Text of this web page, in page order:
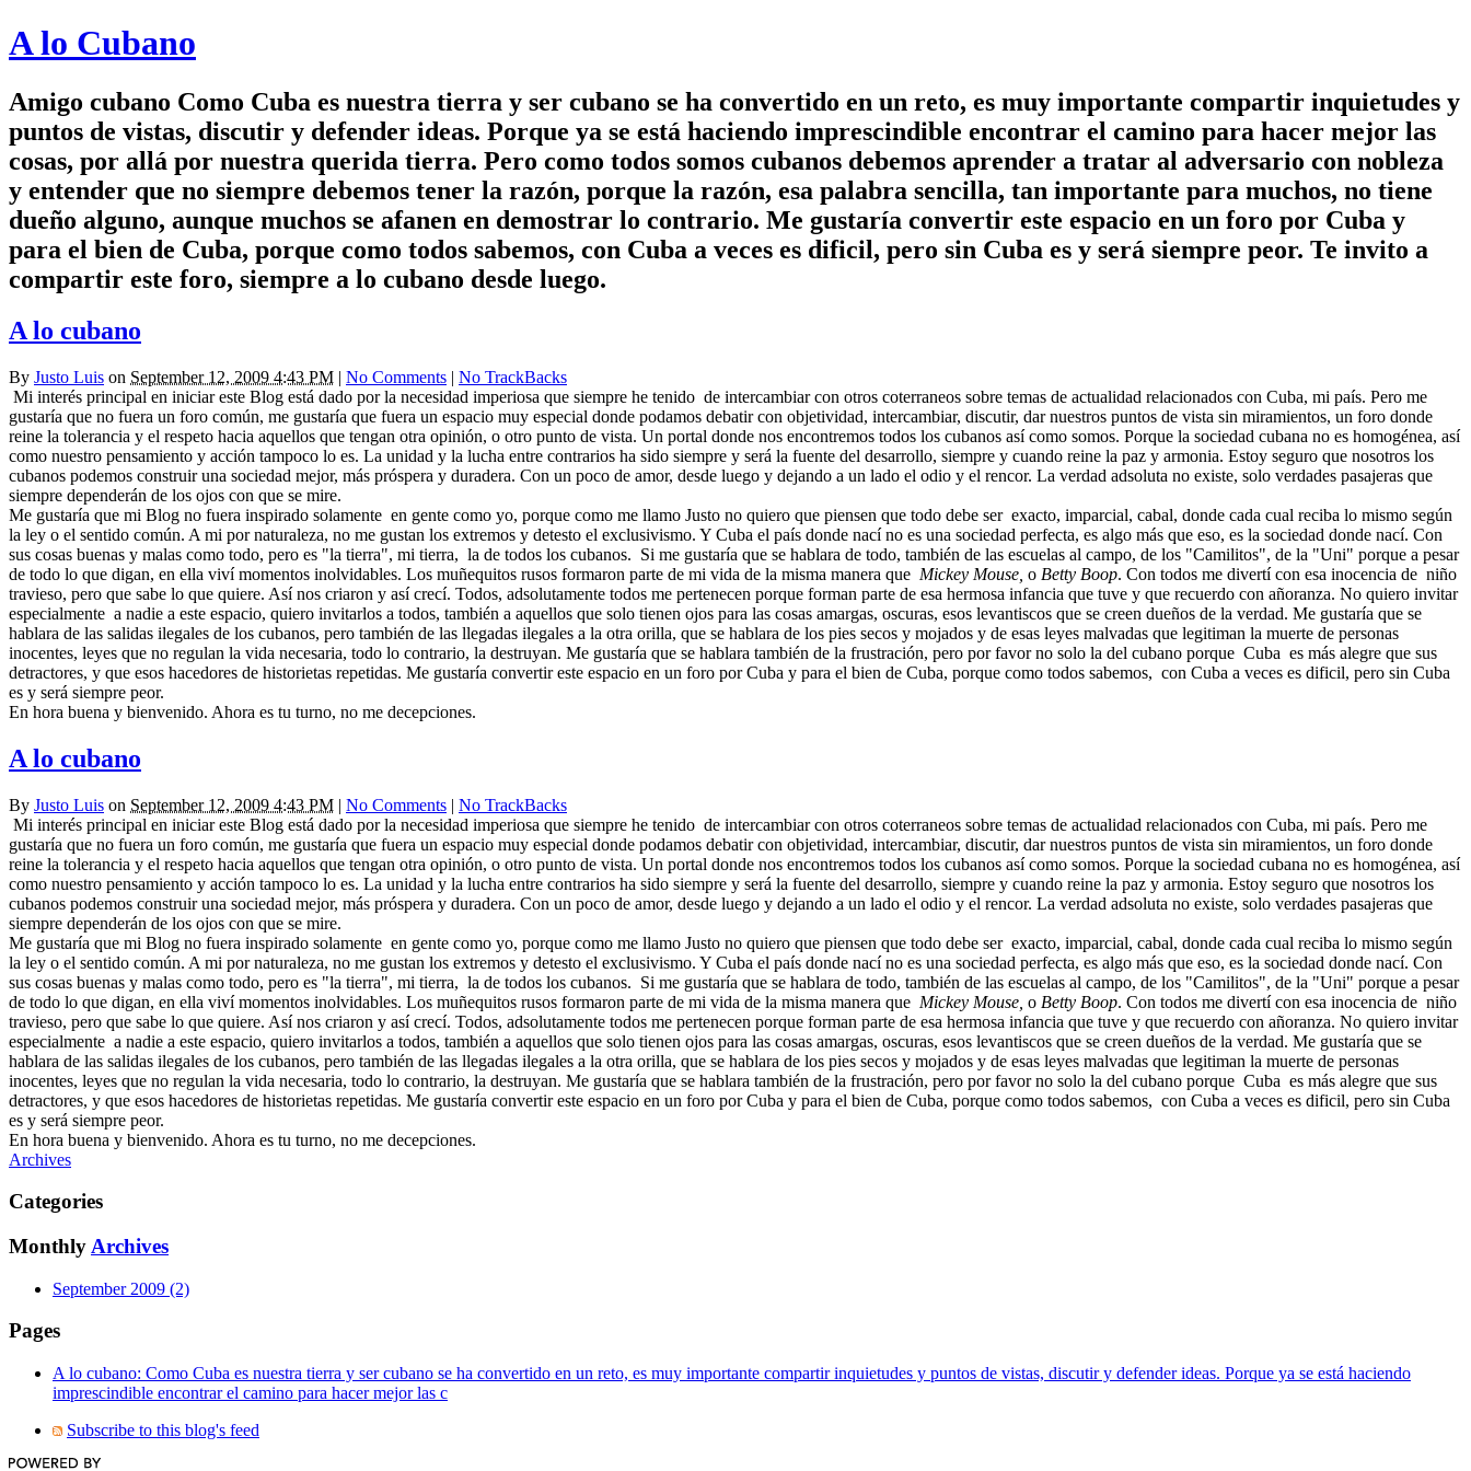
A lo Cubano
Amigo cubano Como Cuba es nuestra tierra y ser cubano se ha convertido en un reto, es muy importante compartir inquietudes y
puntos de vistas, discutir y defender ideas. Porque ya se está haciendo imprescindible encontrar el camino para hacer mejor las
cosas, por allá por nuestra querida tierra. Pero como todos somos cubanos debemos aprender a tratar al adversario con nobleza
y entender que no siempre debemos tener la razón, porque la razón, esa palabra sencilla, tan importante para muchos, no tiene
dueño alguno, aunque muchos se afanen en demostrar lo contrario. Me gustaría convertir este espacio en un foro por Cuba y
para el bien de Cuba, porque como todos sabemos, con Cuba a veces es dificil, pero sin Cuba es y será siempre peor. Te invito a
compartir este foro, siempre a lo cubano desde luego.
A lo cubano
By Justo Luis on September 12, 2009 4:43 PM | No Comments | No TrackBacks
Mi interés principal en iniciar este Blog está dado por la necesidad imperiosa que siempre he tenido de intercambiar con otros coterraneos sobre temas de actualidad relacionados con Cuba, mi país. Pero me
gustaría que no fuera un foro común, me gustaría que fuera un espacio muy especial donde podamos debatir con objetividad, intercambiar, discutir, dar nuestros puntos de vista sin miramientos, un foro donde
reine la tolerancia y el respeto hacia aquellos que tengan otra opinión, o otro punto de vista. Un portal donde nos encontremos todos los cubanos así como somos. Porque la sociedad cubana no es homogénea, así
como nuestro pensamiento y acción tampoco lo es. La unidad y la lucha entre contrarios ha sido siempre y será la fuente del desarrollo, siempre y cuando reine la paz y armonia. Estoy seguro que nosotros los
cubanos podemos construir una sociedad mejor, más próspera y duradera. Con un poco de amor, desde luego y dejando a un lado el odio y el rencor. La verdad adsoluta no existe, solo verdades pasajeras que
siempre dependerán de los ojos con que se mire.
Me gustaría que mi Blog no fuera inspirado solamente en gente como yo, porque como me llamo Justo no quiero que piensen que todo debe ser exacto, imparcial, cabal, donde cada cual reciba lo mismo según
la ley o el sentido común. A mi por naturaleza, no me gustan los extremos y detesto el exclusivismo. Y Cuba el país donde nací no es una sociedad perfecta, es algo más que eso, es la sociedad donde nací. Con
sus cosas buenas y malas como todo, pero es "la tierra", mi tierra, la de todos los cubanos. Si me gustaría que se hablara de todo, también de las escuelas al campo, de los "Camilitos", de la "Uni" porque a pesar
de todo lo que digan, en ella viví momentos inolvidables. Los muñequitos rusos formaron parte de mi vida de la misma manera que Mickey Mouse, o Betty Boop. Con todos me divertí con esa inocencia de niño
travieso, pero que sabe lo que quiere. Así nos criaron y así crecí. Todos, adsolutamente todos me pertenecen porque forman parte de esa hermosa infancia que tuve y que recuerdo con añoranza. No quiero invitar
especialmente a nadie a este espacio, quiero invitarlos a todos, también a aquellos que solo tienen ojos para las cosas amargas, oscuras, esos levantiscos que se creen dueños de la verdad. Me gustaría que se
hablara de las salidas ilegales de los cubanos, pero también de las llegadas ilegales a la otra orilla, que se hablara de los pies secos y mojados y de esas leyes malvadas que legitiman la muerte de personas
inocentes, leyes que no regulan la vida necesaria, todo lo contrario, la destruyan. Me gustaría que se hablara también de la frustración, pero por favor no solo la del cubano porque Cuba es más alegre que sus
detractores, y que esos hacedores de historietas repetidas. Me gustaría convertir este espacio en un foro por Cuba y para el bien de Cuba, porque como todos sabemos, con Cuba a veces es dificil, pero sin Cuba
es y será siempre peor.
En hora buena y bienvenido. Ahora es tu turno, no me decepciones.
A lo cubano
By Justo Luis on September 12, 2009 4:43 PM | No Comments | No TrackBacks
Mi interés principal en iniciar este Blog está dado por la necesidad imperiosa que siempre he tenido de intercambiar con otros coterraneos sobre temas de actualidad relacionados con Cuba, mi país. Pero me
gustaría que no fuera un foro común, me gustaría que fuera un espacio muy especial donde podamos debatir con objetividad, intercambiar, discutir, dar nuestros puntos de vista sin miramientos, un foro donde
reine la tolerancia y el respeto hacia aquellos que tengan otra opinión, o otro punto de vista. Un portal donde nos encontremos todos los cubanos así como somos. Porque la sociedad cubana no es homogénea, así
como nuestro pensamiento y acción tampoco lo es. La unidad y la lucha entre contrarios ha sido siempre y será la fuente del desarrollo, siempre y cuando reine la paz y armonia. Estoy seguro que nosotros los
cubanos podemos construir una sociedad mejor, más próspera y duradera. Con un poco de amor, desde luego y dejando a un lado el odio y el rencor. La verdad adsoluta no existe, solo verdades pasajeras que
siempre dependerán de los ojos con que se mire.
Me gustaría que mi Blog no fuera inspirado solamente en gente como yo, porque como me llamo Justo no quiero que piensen que todo debe ser exacto, imparcial, cabal, donde cada cual reciba lo mismo según
la ley o el sentido común. A mi por naturaleza, no me gustan los extremos y detesto el exclusivismo. Y Cuba el país donde nací no es una sociedad perfecta, es algo más que eso, es la sociedad donde nací. Con
sus cosas buenas y malas como todo, pero es "la tierra", mi tierra, la de todos los cubanos. Si me gustaría que se hablara de todo, también de las escuelas al campo, de los "Camilitos", de la "Uni" porque a pesar
de todo lo que digan, en ella viví momentos inolvidables. Los muñequitos rusos formaron parte de mi vida de la misma manera que Mickey Mouse, o Betty Boop. Con todos me divertí con esa inocencia de niño
travieso, pero que sabe lo que quiere. Así nos criaron y así crecí. Todos, adsolutamente todos me pertenecen porque forman parte de esa hermosa infancia que tuve y que recuerdo con añoranza. No quiero invitar
especialmente a nadie a este espacio, quiero invitarlos a todos, también a aquellos que solo tienen ojos para las cosas amargas, oscuras, esos levantiscos que se creen dueños de la verdad. Me gustaría que se
hablara de las salidas ilegales de los cubanos, pero también de las llegadas ilegales a la otra orilla, que se hablara de los pies secos y mojados y de esas leyes malvadas que legitiman la muerte de personas
inocentes, leyes que no regulan la vida necesaria, todo lo contrario, la destruyan. Me gustaría que se hablara también de la frustración, pero por favor no solo la del cubano porque Cuba es más alegre que sus
detractores, y que esos hacedores de historietas repetidas. Me gustaría convertir este espacio en un foro por Cuba y para el bien de Cuba, porque como todos sabemos, con Cuba a veces es dificil, pero sin Cuba
es y será siempre peor.
En hora buena y bienvenido. Ahora es tu turno, no me decepciones.
Archives
Categories
Monthly Archives
September 2009 (2)
Pages
A lo cubano: Como Cuba es nuestra tierra y ser cubano se ha convertido en un reto, es muy importante compartir inquietudes y puntos de vistas, discutir y defender ideas. Porque ya se está haciendo
imprescindible encontrar el camino para hacer mejor las c
Subscribe to this blog's feed